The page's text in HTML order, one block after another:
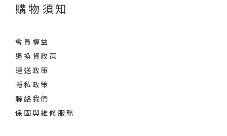
購物須知
會員權益
退換貨政策
運送政策
隱私政策
聯絡我們
保固與維修服務